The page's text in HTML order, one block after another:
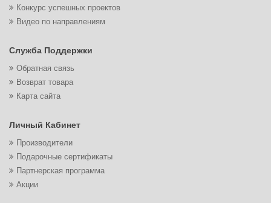
Конкурс успешных проектов
Видео по направлениям
Служба Поддержки
Обратная связь
Возврат товара
Карта сайта
Личный Кабинет
Производители
Подарочные сертификаты
Партнерская программа
Акции